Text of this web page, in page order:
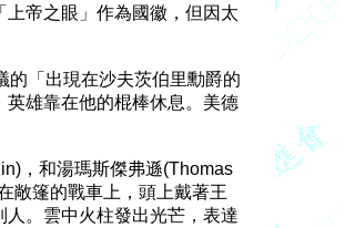
帝之眼」作為國徽，但因太
的「出現在沙夫茨伯里勳爵的
雄靠在他的棍棒休息。美德
，和湯瑪斯傑弗遜(Thomas
敞篷的戰車上，頭上戴著王
。雲中火柱發出光芒，表達